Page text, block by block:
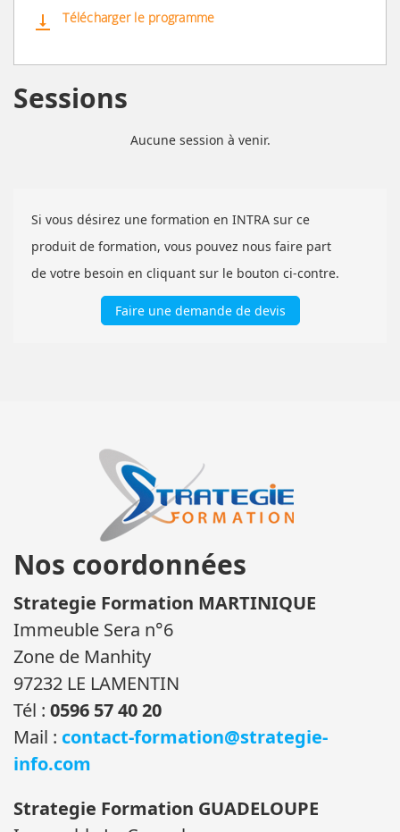
vertical_align_bottom Télécharger le programme
Sessions
Aucune session à venir.
Si vous désirez une formation en INTRA sur ce
produit de formation, vous pouvez nous faire part
de votre besoin en cliquant sur le bouton ci-contre.
Faire une demande de devis
Nos coordonnées
Strategie Formation MARTINIQUE
Immeuble Sera n°6
Zone de Manhity
97232 LE LAMENTIN
Tél : 0596 57 40 20
Mail : contact-formation@strategie-
info.com
Strategie Formation GUADELOUPE